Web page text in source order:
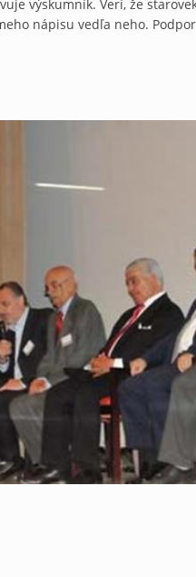
výskumník. Verí, že
nápisu vedľa neho.